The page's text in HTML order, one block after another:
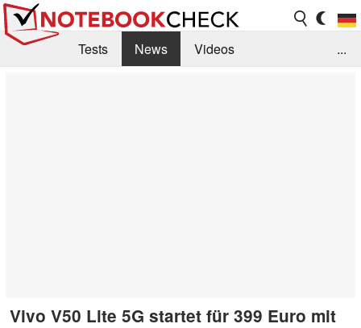
Tests News
Videos
...
Vivo V50 Lite 5G startet für 399 Euro mit